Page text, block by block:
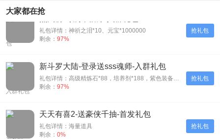
大家都在抢
抢礼包
礼包详情：神祈之泪*10、元宝*1000000
剩余： 97%
抢礼包
新斗罗大陆-登录送sss魂师-入群礼包
礼包详情：高级精炼石*88，培养剂*188，紫色装备自选箱*1
剩余： 97%
抢礼包
天天有喜2-送豪侠千抽-首发礼包
礼包详情：海量道具
剩余： 0%